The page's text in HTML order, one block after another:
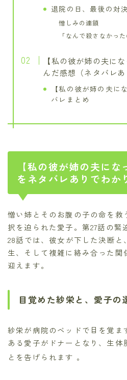
退院の日、最後の対決
憎しみの連鎖
「なんで殺さなかった
【私の彼が姉の夫に
んだ感想（ネタバレあ
【私の彼が姉の夫に
バレまとめ
【私の彼が姉の夫に
をネタバレありでわか
憎い姉とそのお腹の子の命を救
択を迫られた愛子。第27話の緊
28話では、彼女が下した決断
生、そして複雑に絡み合った関
迎えます。
目覚めた紗栄と、愛子の
紗栄が病院のベッドで目を覚ま
ある愛子がドナーとなり、生体
とを告げられます 。